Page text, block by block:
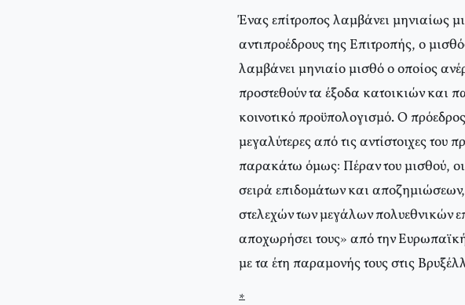
Ένας επίτροπος λαμβάνει μηνιαίως
αντιπροέδρους της Επιτροπής, ο
λαμβάνει μηνιαίο μισθό ο οποίος
προστεθούν τα έξοδα κατοικιών και
κοινοτικό προϋπολογισμό. Ο
μεγαλύτερες από τις αντίστοιχες
παρακάτω όμως: Πέραν του μισθού, οι
σειρά επιδομάτων και
στελεχών των μεγάλων πολυεθνικών
αποχωρήσει τους» από την
με τα έτη παραμονής τους στις
*